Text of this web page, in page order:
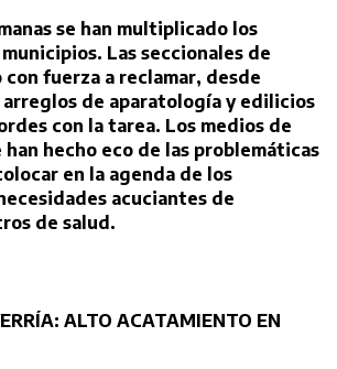
se han multiplicado los
Las seccionales de
con fuerza a reclamar, desde
arreglos de aparatología y edilicios
con la tarea. Los medios de
han hecho eco de las problemáticas
en la agenda de los
acuciantes de
de salud.
ALTO ACATAMIENTO EN